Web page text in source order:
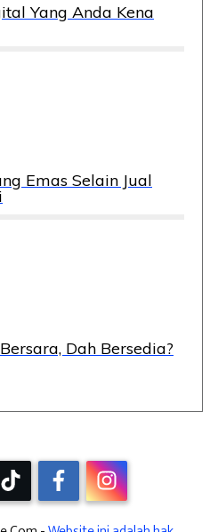
Yang Anda Kena
Emas Selain Jual
Dah Bersedia?